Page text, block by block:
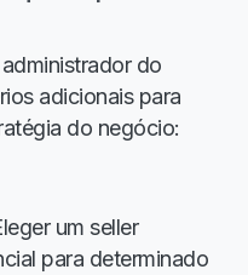
do
adicionais para
do negócio:
um seller
para determinado